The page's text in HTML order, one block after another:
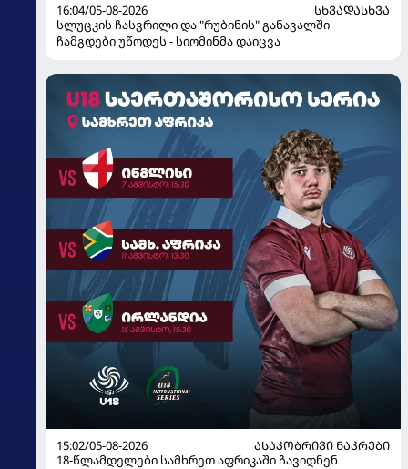
16:04/05-08-2026
ᲡᲮᲕᲐᲓᲐᲡᲮᲕᲐ
სლუცკის ჩასვრილი და "რუბინის" განავალში
ჩამგდები უწოდეს - სიომინმა დაიცვა
15:02/05-08-2026
ᲐᲡᲐᲙᲝᲑᲠᲘᲕᲘ ᲜᲐᲙᲠᲔᲑᲘ
18-წლამდელები სამხრეთ აფრიკაში ჩავიდნენ